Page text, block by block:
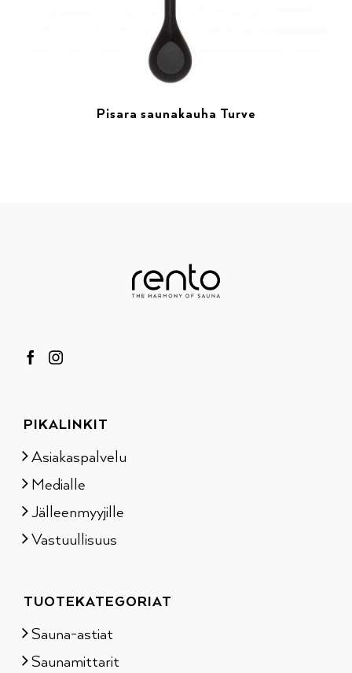
Pisara saunakauha Turve
PIKALINKIT
Asiakaspalvelu
Medialle
Jälleenmyyjille
Vastuullisuus
TUOTEKATEGORIAT
Sauna-astiat
Saunamittarit